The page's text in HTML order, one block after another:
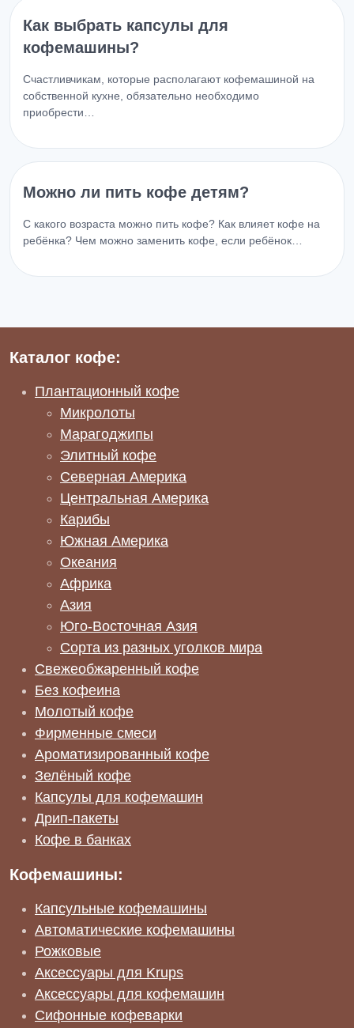
Как выбрать капсулы для
кофемашины?
Счастливчикам, которые располагают кофемашиной на
собственной кухне, обязательно необходимо
приобрести…
Можно ли пить кофе детям?
С какого возраста можно пить кофе? Как влияет кофе на
ребёнка? Чем можно заменить кофе, если ребёнок…
Каталог кофе:
Плантационный кофе
Микролоты
Марагоджипы
Элитный кофе
Северная Америка
Центральная Америка
Карибы
Южная Америка
Океания
Африка
Азия
Юго-Восточная Азия
Сорта из разных уголков мира
Свежеобжаренный кофе
Без кофеина
Молотый кофе
Фирменные смеси
Ароматизированный кофе
Зелёный кофе
Капсулы для кофемашин
Дрип-пакеты
Кофе в банках
Кофемашины:
Капсульные кофемашины
Автоматические кофемашины
Рожковые
Аксессуары для Krups
Аксессуары для кофемашин
Сифонные кофеварки